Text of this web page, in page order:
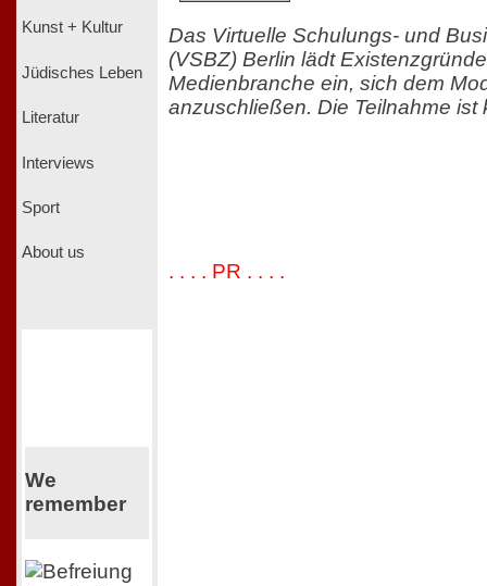
Kunst + Kultur
Jüdisches Leben
Literatur
Interviews
Sport
About us
We
remember
Das Virtuelle Schulungs- und
(VSBZ) Berlin lädt
Medienbranche ein, sich dem
anzuschließen. Die Teilnahme ist
. . . . PR . . . .